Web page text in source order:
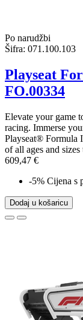
Po narudžbi
Šifra: 071.100.103
Playseat
FO.00334
Elevate your game
racing. Immerse
Playseat® Formula
of all ages and
609,47 €
-5% Cijena s
Dodaj u košaricu